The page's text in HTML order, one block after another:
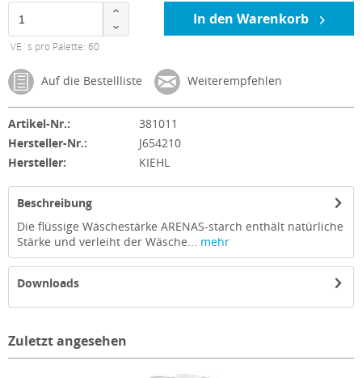
VE´s pro Palette: 60
In den Warenkorb
Auf die Bestellliste Weiterempfehlen
Artikel-Nr.:
381011
Hersteller-Nr.:
J654210
Hersteller:
KIEHL
Beschreibung
Die flüssige Wäschestärke ARENAS-starch enthält natürliche
Stärke und verleiht der Wäsche... mehr
Downloads
Zuletzt angesehen